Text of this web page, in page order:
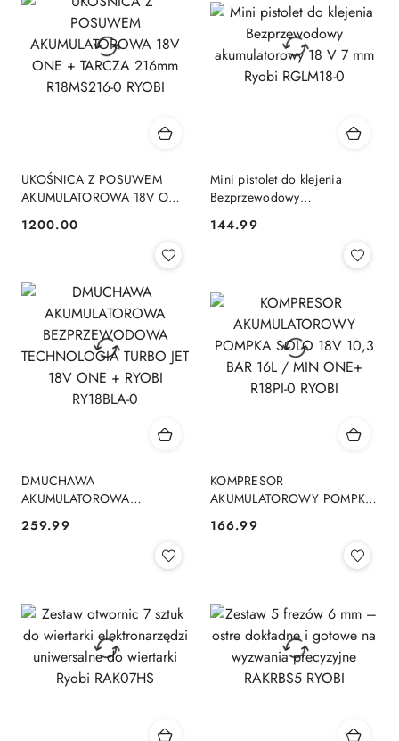
UKOŚNICA Z POSUWEM
AKUMULATOROWA 18V ONE
0 RYOBI
Cena:
1200.00
Mini pistolet do klejenia
Bezprzewodowy
Ryobi RGLM18-0
Cena:
144.99
DMUCHAWA
AKUMULATOROWA
TECHNOLOGIA TURBO JET
18V ONE + RYOBI RY18BLA-0
Cena:
259.99
KOMPRESOR
AKUMULATOROWY POMPKA
MIN ONE+ R18PI-0 RYOBI
Cena:
166.99